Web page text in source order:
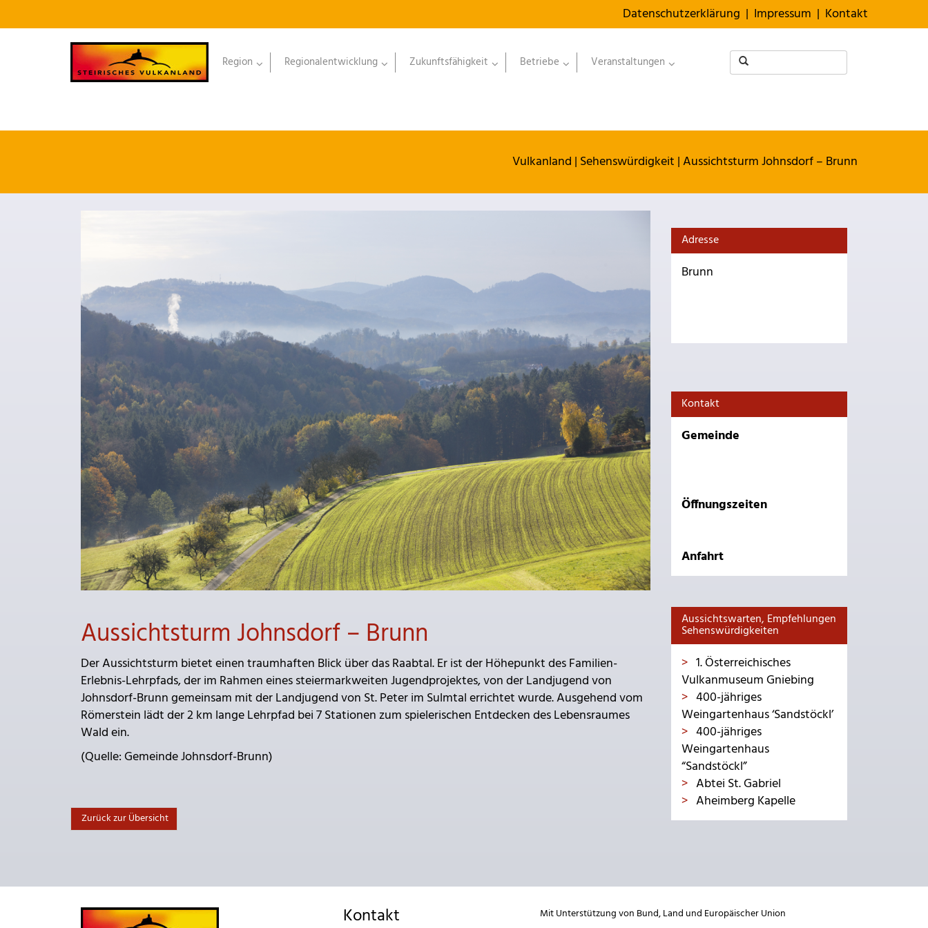
Datenschutzerklärung | Impressum | Kontakt
Region Regionalentwicklung Zukunftsfähigkeit Betriebe Veranstaltungen
Vulkanland | Sehenswürdigkeit |Aussichtsturm Johnsdorf – Brunn
Aussichtsturm Johnsdorf – Brunn
Der Aussichtsturm bietet einen traumhaften Blick über das Raabtal. Er ist der Höhepunkt des Familien-
Erlebnis-Lehrpfads, der im Rahmen eines steiermarkweiten Jugendprojektes, von der Landjugend von
Johnsdorf-Brunn gemeinsam mit der Landjugend von St. Peter im Sulmtal errichtet wurde. Ausgehend vom
Römerstein lädt der 2 km lange Lehrpfad bei 7 Stationen zum spielerischen Entdecken des Lebensraumes
Wald ein.
(Quelle: Gemeinde Johnsdorf-Brunn)
Zurück zur Übersicht
Adresse
Brunn
Kontakt
Gemeinde
Öffnungszeiten
Anfahrt
Aussichtswarten, Empfehlungen
Sehenswürdigkeiten
1. Österreichisches
Vulkanmuseum Gniebing
400-jähriges
Weingartenhaus ‘Sandstöckl’
400-jähriges
Weingartenhaus
“Sandstöckl”
Abtei St. Gabriel
Aheimberg Kapelle
Kontakt Mit Unterstützung von Bund,Land und Europäischer Union